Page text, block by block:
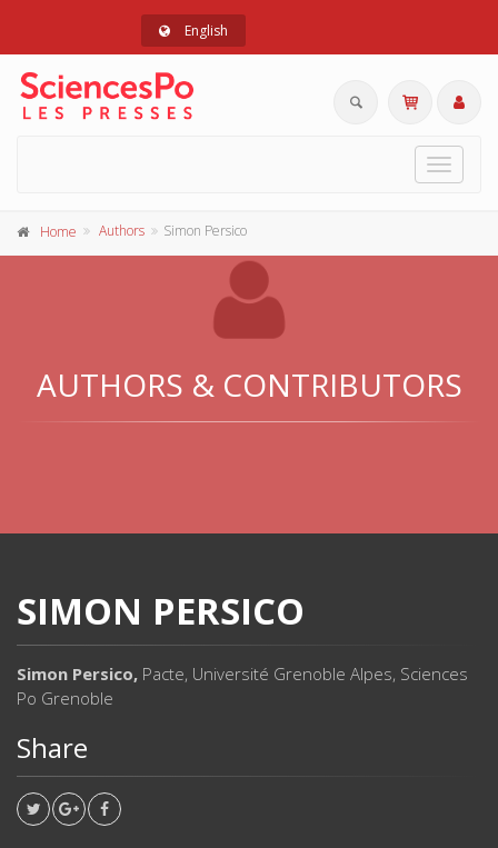
English
Toggle
Home Authors Simon Persico
AUTHORS & CONTRIBUTORS
SIMON PERSICO
Simon Persico, Pacte, Université Grenoble Alpes, Sciences
Po Grenoble
Share